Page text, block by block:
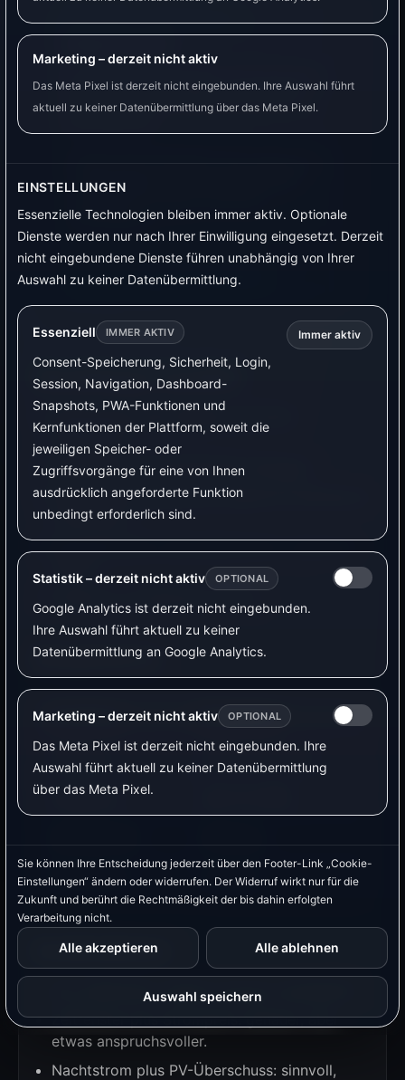
Marketing – derzeit nicht aktiv
Das Meta Pixel ist derzeit nicht eingebunden. Ihre Auswahl führt
aktuell zu keiner Datenübermittlung über das Meta Pixel.
EINSTELLUNGEN
Essenzielle Technologien bleiben immer aktiv. Optionale
Dienste werden nur nach Ihrer Einwilligung eingesetzt. Derzeit
nicht eingebundene Dienste führen unabhängig von Ihrer
Auswahl zu keiner Datenübermittlung.
Essenziell IMMER AKTIV
Consent-Speicherung, Sicherheit, Login,
Session, Navigation, Dashboard-
Snapshots, PWA-Funktionen und
Kernfunktionen der Plattform, soweit die
jeweiligen Speicher- oder
Zugriffsvorgänge für eine von Ihnen
ausdrücklich angeforderte Funktion
unbedingt erforderlich sind.
Immer aktiv
Statistik – derzeit nicht aktiv OPTIONAL
Google Analytics ist derzeit nicht eingebunden.
Ihre Auswahl führt aktuell zu keiner
Datenübermittlung an Google Analytics.
Marketing – derzeit nicht aktiv OPTIONAL
Das Meta Pixel ist derzeit nicht eingebunden. Ihre
Auswahl führt aktuell zu keiner Datenübermittlung
über das Meta Pixel.
Sie können Ihre Entscheidung jederzeit über den Footer-Link „Cookie-
Einstellungen“ ändern oder widerrufen. Der Widerruf wirkt nur für die
Zukunft und berührt die Rechtmäßigkeit der bis dahin erfolgten
Verarbeitung nicht.
Alle akzeptieren Alle ablehnen
Auswahl speichern
WALLBOX / LADELÖSUNG
Shelly Top AC ist als Shelly-nahe Ladelösung in
VyraVolt geprüft. Beachte Herstellerangaben,
Einstellungen.
Bei Amazon ansehen
Einrichtung in VyraVolt
Verbraucher oder Wallbox als Gerät
hinzufügen.
Zeitfenster für Nachtbetrieb festlegen.
Optional Strompreis als zusätzliche Bedingung
verwenden.
Mindestlaufzeit oder gewünschte Ladedauer
setzen.
Beispielwerte
Einstellung Beispielwert
Zeitfenster 22:00 bis 06:00 Uhr
Preisgrenze
Maximaldauer 4 Stunden
Kombinationen
Nur Zeitfenster: einfach und gut verständlich.
Zeitfenster plus Strompreis: genauer, aber
etwas anspruchsvoller.
Nachtstrom plus PV-Überschuss: sinnvoll,